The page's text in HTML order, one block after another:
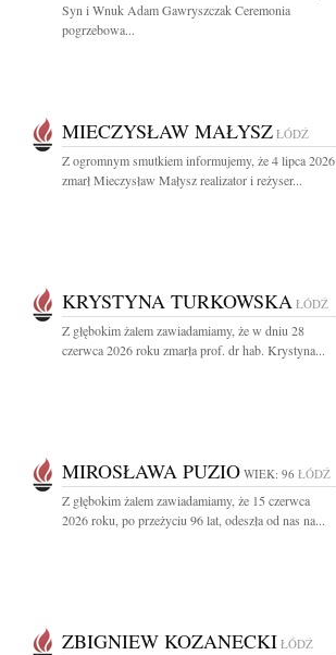
Syn i Wnuk Adam Gawryszczak Ceremonia
pogrzebowa...
MIECZYSŁAW MAŁYSZ ŁÓDŹ
Z ogromnym smutkiem informujemy, że 4 lipca 2026
zmarł Mieczysław Małysz realizator i reżyser...
KRYSTYNA TURKOWSKA ŁÓDŹ
Z głębokim żalem zawiadamiamy, że w dniu 28
czerwca 2026 roku zmarła prof. dr hab. Krystyna...
MIROSŁAWA PUZIO WIEK: 96 ŁÓDŹ
Z głębokim żalem zawiadamiamy, że 15 czerwca
2026 roku, po przeżyciu 96 lat, odeszła od nas na...
ZBIGNIEW KOZANECKI ŁÓDŹ